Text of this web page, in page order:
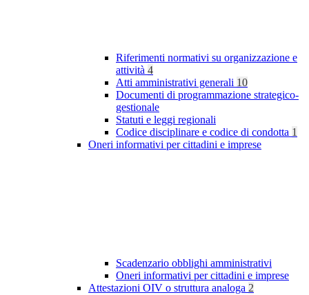
Riferimenti normativi su organizzazione e
attività 4
Atti amministrativi generali 10
Documenti di programmazione strategico-
gestionale
Statuti e leggi regionali
Codice disciplinare e codice di condotta 1
Oneri informativi per cittadini e imprese
Scadenzario obblighi amministrativi
Oneri informativi per cittadini e imprese
Attestazioni OIV o struttura analoga 2